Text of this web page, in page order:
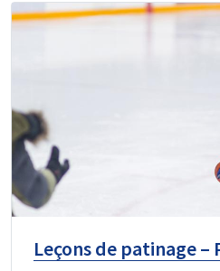
Leçons de patinage